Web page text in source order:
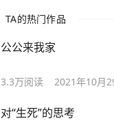
TA的热门作品
公公来我家
3.3万阅读 2021年10月
对“生死”的思考